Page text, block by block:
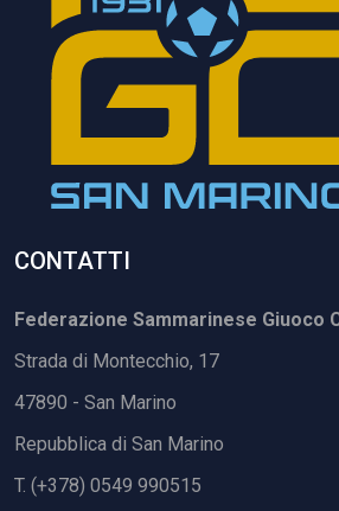
CONTATTI
Federazione Sammarinese Giuoco
Strada di Montecchio, 17
47890 - San Marino
Repubblica di San Marino
T. (+378) 0549 990515